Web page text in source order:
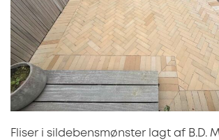
Fliser i sildebensmønster lagt af B.D.